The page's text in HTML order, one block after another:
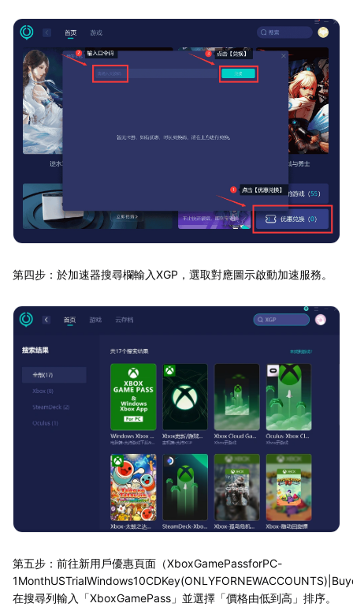
第四步：於加速器搜尋欄輸入XGP，選取對應圖示啟動加速服務。
第五步：前往新用戶優惠頁面（XboxGamePassforPC-
在搜尋列輸入「XboxGamePass」並選擇「價格由低到高」排序。